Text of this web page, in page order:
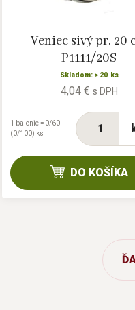
Veniec sivý pr. 20
P1111/20S
Skladom: > 20 ks
4,04 € s DPH
1 balenie = 0/60
(0/100) ks
DO KOŠÍKA